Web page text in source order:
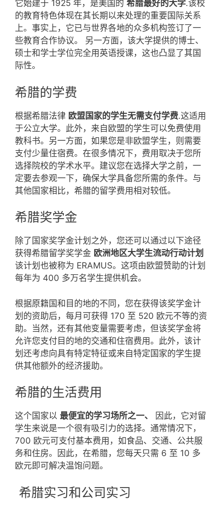
它始建于 1925 年，是美国的 希腊最好的大学.该校
的教育特色体现在其长期以来处理的重要国际关系
上。事实上，它已与世界各地的众多机构签订了一
些教育合作协议。 另一方面，该大学提供的博士、
硕士和学士学位完全用英语授课，这也凸显了其国
际性。
希腊的学费
根据希腊法律 欧盟国家的学生无需支付学费.这适用
于公立大学。此外，来自欧盟的学生可以免费使用
教科书。另一方面，如果您是非欧盟学生，则需要
支付少量住宿费。在很多情况下，费用取决于您所
选择院校的学术水平。建议您在选择大学之前，一
定要去参观一下，确保大学具备您所需的条件。与
其他国家相比，希腊的留学费用相对较低。
希腊奖学金
除了国家奖学金计划之外，您还可以通过以下途径
获得希腊留学奖学金 欧洲地区大学生流动行动计划
该计划也被称为 ERAMUS。这项由欧盟赞助的计划
每年为 400 多万名学生提供机会。
根据原籍国和目的地的不同，您在获得该奖学金计
划的资助后，每月可获得 170 至 520 欧元不等的资
助。当然，还有其他变量需要考虑，但该奖学金将
允许您支付目的地的交通和住宿费用。此外，该计
划还考虑向具有特定特征或来自特定国家的学生提
供其他额外的经济援助。
希腊的生活费用
这个国家以 最便宜的学习场所之一、
因此，它对留
学生来说是一个很有吸引力的选择。通常情况下，
700 欧元可支付基本费用，如食品、交通、公共服
务和住房。因此，在希腊，您每天只需 6 至 10 多
欧元即可解决温饱问题。
希腊实习和公司实习